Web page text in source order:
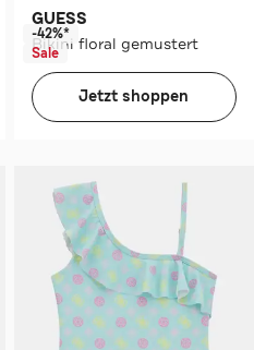
GUESS
Bikini floral gemustert
-42%*
Sale
Jetzt shoppen